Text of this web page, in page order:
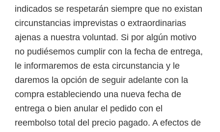
indicados se respetarán siempre que no existan
circunstancias imprevistas o extraordinarias
ajenas a nuestra voluntad. Si por algún motivo
no pudiésemos cumplir con la fecha de entrega,
le informaremos de esta circunstancia y le
daremos la opción de seguir adelante con la
compra estableciendo una nueva fecha de
entrega o bien anular el pedido con el
reembolso total del precio pagado. A efectos de